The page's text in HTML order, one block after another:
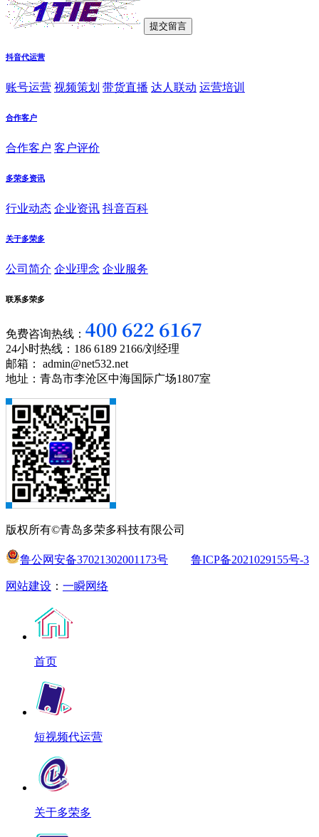
抖音代运营
账号运营 视频策划 带货直播 达人联动 运营培训
合作客户
合作客户 客户评价
多荣多资讯
行业动态 企业资讯 抖音百科
关于多荣多
公司简介 企业理念 企业服务
联系多荣多
免费咨询热线：
24小时热线：186 6189 2166/刘经理
邮箱： admin@net532.net
地址：青岛市李沧区中海国际广场1807室
版权所有©青岛多荣多科技有限公司
鲁公网安备37021302001173号 鲁ICP备2021029155号-3
网站建设 ： 一瞬网络
首页
短视频代运营
关于多荣多